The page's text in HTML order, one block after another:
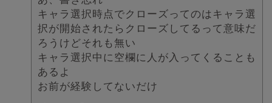
キャラ選択時点でクローズってのはキャラ選
択が開始されたらクローズしてるって意味だ
ろうけどそれも無い
キャラ選択中に空欄に人が入ってくることも
あるよ
お前が経験してないだけ